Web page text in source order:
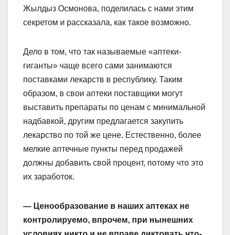
Жылдыз Осмонова, поделилась с нами этим
секретом и рассказала, как такое возможно.
Дело в том, что так называемые «аптеки-
гиганты» чаще всего сами занимаются
поставками лекарств в республику. Таким
образом, в свои аптеки поставщики могут
выставить препараты по ценам с минимальной
надбавкой, другим предлагается закупить
лекарство по той же цене. Естественно, более
мелкие аптечные пункты перед продажей
должны добавить свой процент, потому что это
их заработок.
— Ценообразование в наших аптеках не
контролируемо, впрочем, при нынешних